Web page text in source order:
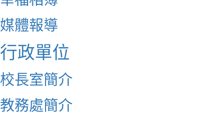
媒體報導
行政單位
校長室簡介
教務處簡介